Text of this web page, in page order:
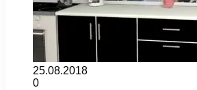
25.08.2018
0